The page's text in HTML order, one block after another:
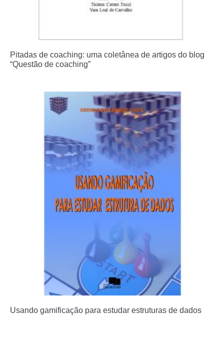
Pitadas de coaching: uma coletânea de artigos do blog
“Questão de coaching”
Usando gamificação para estudar estruturas de dados